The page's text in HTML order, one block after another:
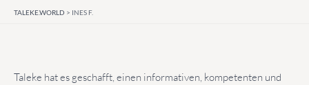
TALEKE.WORLD > INES F.
Taleke hat es geschafft, einen informativen, kompetenten und